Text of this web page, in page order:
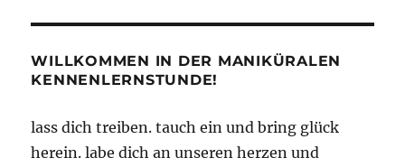
WILLKOMMEN IN DER MANIKÜRALEN
KENNENLERNSTUNDE!
lass dich treiben. tauch ein und bring glück
herein. labe dich an unseren herzen und